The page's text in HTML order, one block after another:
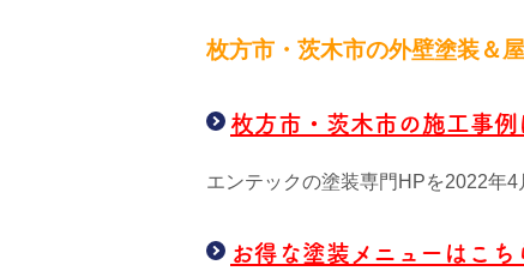
枚方市・茨木市の外壁塗装＆
枚方市・茨木市の施工事例
エンテックの塗装専門HPを2022年
お得な塗装メニューはこち